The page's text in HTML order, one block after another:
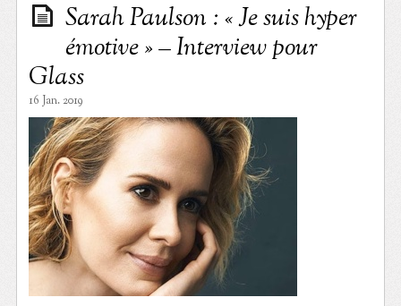
Sarah Paulson : « Je suis hyper
émotive » – Interview pour
Glass
16 Jan. 2019